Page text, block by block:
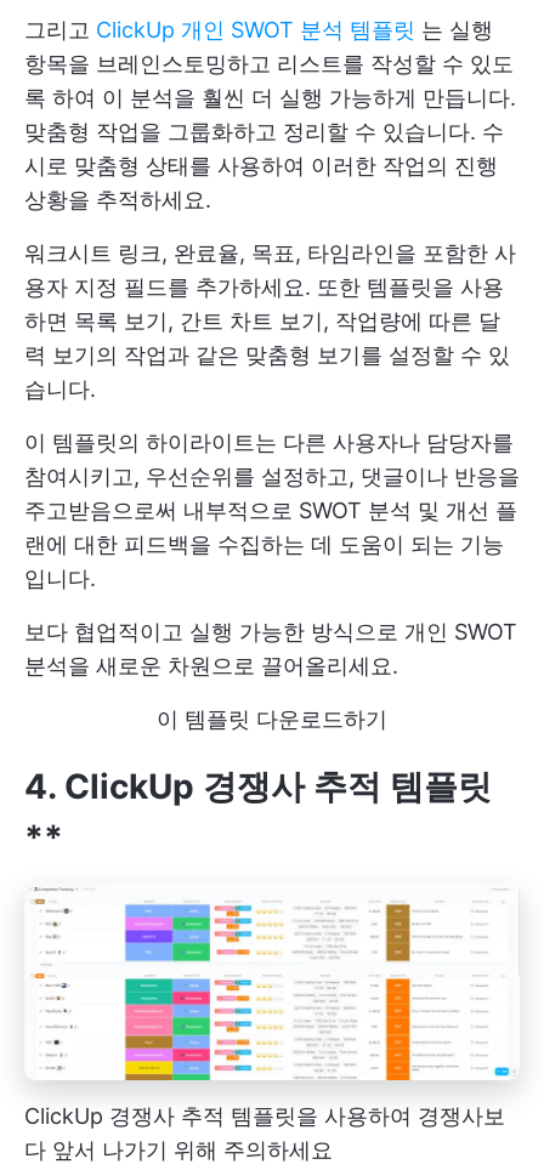
그리고 ClickUp 개인 SWOT 분석 템플릿 는 실행
항목을 브레인스토밍하고 리스트를 작성할 수 있도
록 하여 이 분석을 훨씬 더 실행 가능하게 만듭니다.
맞춤형 작업을 그룹화하고 정리할 수 있습니다. 수
시로 맞춤형 상태를 사용하여 이러한 작업의 진행
상황을 추적하세요.
워크시트 링크, 완료율, 목표, 타임라인을 포함한 사
용자 지정 필드를 추가하세요. 또한 템플릿을 사용
하면 목록 보기, 간트 차트 보기, 작업량에 따른 달
력 보기의 작업과 같은 맞춤형 보기를 설정할 수 있
습니다.
이 템플릿의 하이라이트는 다른 사용자나 담당자를
참여시키고, 우선순위를 설정하고, 댓글이나 반응을
주고받음으로써 내부적으로 SWOT 분석 및 개선 플
랜에 대한 피드백을 수집하는 데 도움이 되는 기능
입니다.
보다 협업적이고 실행 가능한 방식으로 개인 SWOT
분석을 새로운 차원으로 끌어올리세요.
이 템플릿 다운로드하기
4. ClickUp 경쟁사 추적 템플릿
**
ClickUp 경쟁사 추적 템플릿을 사용하여 경쟁사보
다 앞서 나가기 위해 주의하세요